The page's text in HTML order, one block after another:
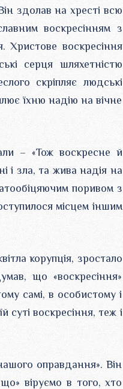
здолав на хресті всю
воскресінням з
Христове воскресіння
серця шляхетністю
скріпляє людські
їхню надію на вічне
– «Тож воскресне й
і зла, та жива надія на
поривом з
місцем іншим
корупція, зростало
що «воскресіння»
самі, в особистому і
суті воскресіння, теж і
оправдання». Він
віруємо в того, хто